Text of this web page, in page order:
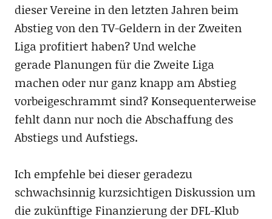
dieser Vereine in den letzten Jahren beim
Abstieg von den TV-Geldern in der Zweiten
Liga profitiert haben? Und welche
gerade Planungen für die Zweite Liga
machen oder nur ganz knapp am Abstieg
vorbeigeschrammt sind? Konsequenterweise
fehlt dann nur noch die Abschaffung des
Abstiegs und Aufstiegs.
Ich empfehle bei dieser geradezu
schwachsinnig kurzsichtigen Diskussion um
die zukünftige Finanzierung der DFL-Klub